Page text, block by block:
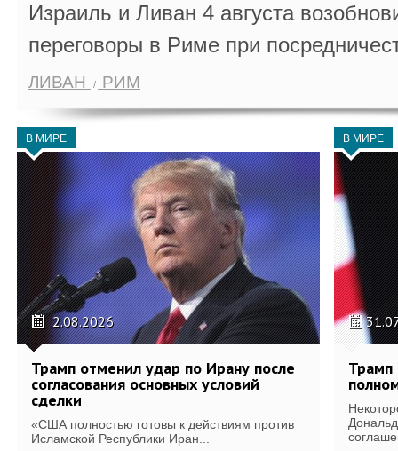
Израиль и Ливан 4 августа
переговоры в Риме при
ЛИВАН РИМ
В МИРЕ
2.08.2026
Трамп отменил удар по Ирану после
согласования основных условий
сделки
«США полностью готовы к действиям против
Исламской Республики Иран...
В МИРЕ
Трамп